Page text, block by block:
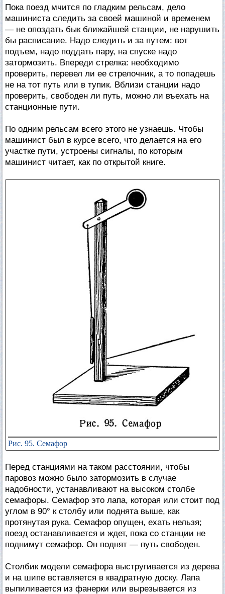
Пока поезд мчится по гладким рельсам, дело
машиниста следить за своей машиной и временем
— не опоздать бык ближайшей станции, не нарушить
бы расписание. Надо следить и за путем: вот
подъем, надо поддать пару, на спуске надо
затормозить. Впереди стрелка: необходимо
проверить, перевел ли ее стрелочник, а то попадешь
не на тот путь или в тупик. Вблизи станции надо
проверить, свободен ли путь, можно ли въехать на
станционные пути.
По одним рельсам всего этого не узнаешь. Чтобы
машинист был в курсе всего, что делается на его
участке пути, устроены сигналы, по которым
машинист читает, как по открытой книге.
Рис. 95. Семафор
Перед станциями на таком расстоянии, чтобы
паровоз можно было затормозить в случае
надобности, устанавливают на высоком столбе
семафоры. Семафор это лапа, которая или стоит под
углом в 90° к столбу или поднята выше, как
протянутая рука. Семафор опущен, ехать нельзя;
поезд останавливается и ждет, пока со станции не
поднимут семафор. Он поднят — путь свободен.
Столбик модели семафора выстругивается из дерева
и на шипе вставляется в квадратную доску. Лапа
выпиливается из фанерки или вырезывается из